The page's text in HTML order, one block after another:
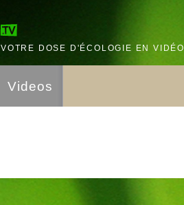
VOTRE DOSE D'ÉCOLOGIE EN VIDÉO
Videos